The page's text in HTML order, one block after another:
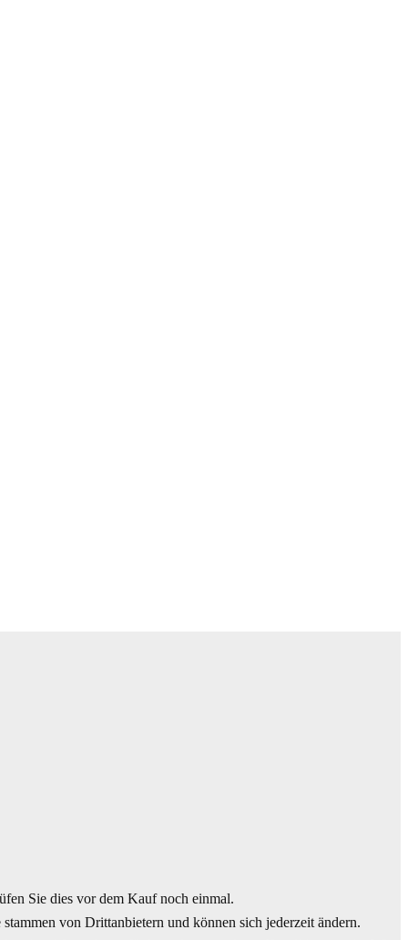
Sie dies vor dem Kauf noch einmal.
von Drittanbietern und können sich jederzeit ändern.